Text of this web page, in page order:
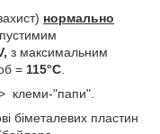
нормально
з максимальним
= 115°С
клеми-"папи".
біметалевих пластин